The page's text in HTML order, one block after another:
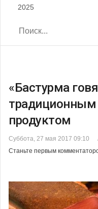
2025
«Бастурма
традиционным
продуктом
Суббота, 27 мая 2017 09:10
Станьте первым